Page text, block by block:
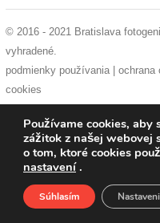
mestské
časti
kauzy
konania
stavebné
konania
pripomienkové
© 2016 - 2021 Bratislava
vyhradené.
podmienky používania
ochrana
cookies
Domov O nás
Používame cookies,
zážitok z našej webovej
o tom, ktoré cookies
nastavení .
Súhlasím